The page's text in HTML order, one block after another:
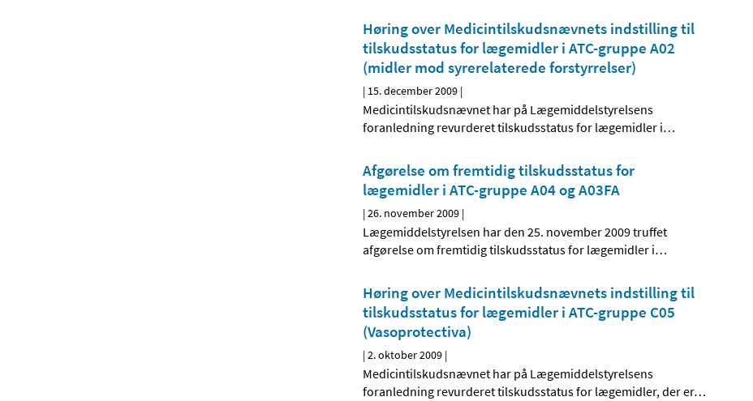
Høring over Medicintilskudsnævnets indstilling til
tilskudsstatus for lægemidler i ATC-gruppe A02
(midler mod syrerelaterede forstyrrelser)
| 15. december 2009 |
Medicintilskudsnævnet har på Lægemiddelstyrelsens
foranledning revurderet tilskudsstatus for lægemidler i…
Afgørelse om fremtidig tilskudsstatus for
lægemidler i ATC-gruppe A04 og A03FA
|26. november 2009 |
Lægemiddelstyrelsen har den 25. november 2009 truffet
afgørelse om fremtidig tilskudsstatus for lægemidler i…
Høring over Medicintilskudsnævnets indstilling til
tilskudsstatus for lægemidler i ATC-gruppe C05
(Vasoprotectiva)
|2. oktober 2009 |
Medicintilskudsnævnet har på Lægemiddelstyrelsens
foranledning revurderet tilskudsstatus for lægemidler, der er…